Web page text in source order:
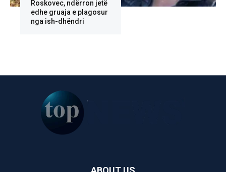
Roskovec, ndërron jetë
edhe gruaja e plagosur
nga ish-dhëndri